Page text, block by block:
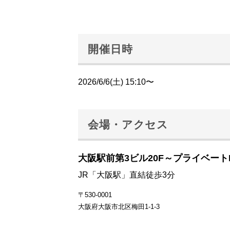
開催日時
2026/6/6(土) 15:10〜
会場・アクセス
大阪駅前第3ビル20F～プライベー
JR「大阪駅」直結徒歩3分
〒530-0001
大阪府大阪市北区梅田1-1-3